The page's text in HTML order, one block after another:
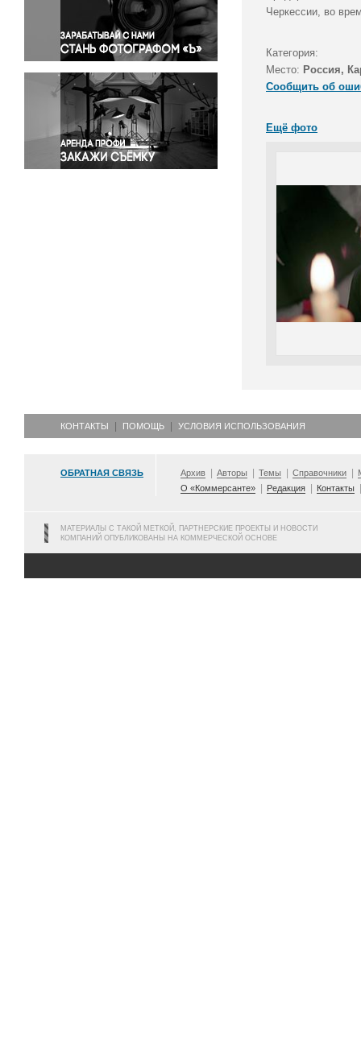
Правосудие
Происшествия и конфликты
Религия
Светская жизнь
Спорт
Экология
Экономика и бизнес
Черкессии, во
Категория:
Место: Россия,
Сообщить об
Ещё фото
КОНТАКТЫ ПОМОЩЬ УСЛОВИЯ ИСПОЛЬЗОВАНИЯ
ОБРАТНАЯ СВЯЗЬ Архив Авторы Темы Справочники
О «Коммерсанте»
Редакция Контакты
МАТЕРИАЛЫ С ТАКОЙ МЕТКОЙ, ПАРТНЕРСКИЕ ПРОЕКТЫ И НОВОСТИ
КОМПАНИЙ ОПУБЛИКОВАНЫ НА КОММЕРЧЕСКОЙ ОСНОВЕ